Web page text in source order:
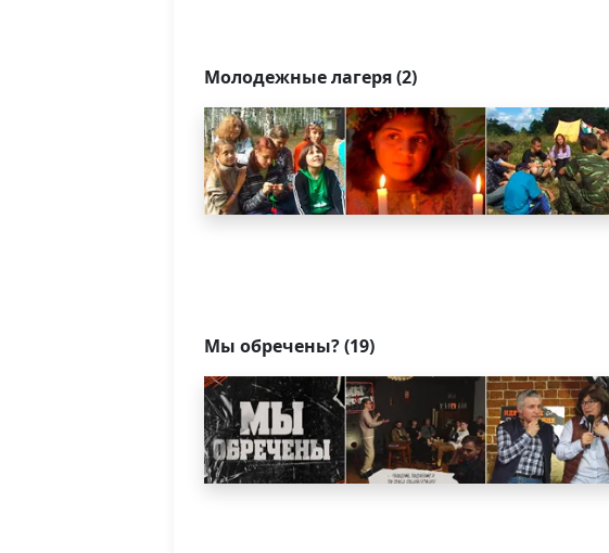
Молодежные лагеря (2)
Мы обречены? (19)